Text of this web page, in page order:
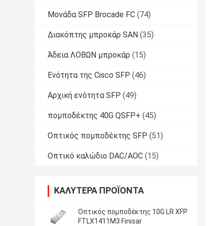
Μονάδα SFP Brocade FC (74)
Διακόπτης μπροκάρ SAN (35)
Άδεια ΛΟΒΩΝ μπροκάρ (15)
Ενότητα της Cisco SFP (46)
Αρχική ενότητα SFP (49)
πομποδέκτης 40G QSFP+ (45)
Οπτικός πομποδέκτης SFP (51)
Οπτικό καλώδιο DAC/AOC (15)
ΚΑΛΎΤΕΡΑ ΠΡΟΪΌΝΤΑ
Οπτικός πομποδέκτης 10G LR XFP
FTLX1411M3 Finisar